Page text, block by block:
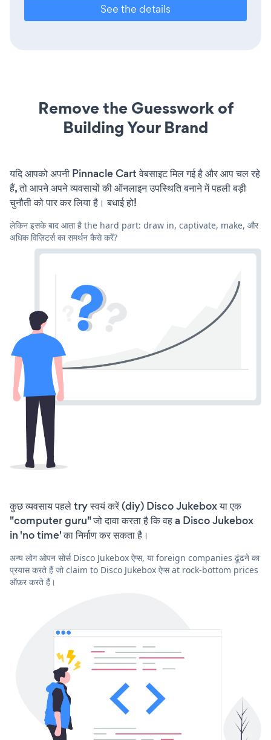
See the details
Remove the Guesswork of
Building Your Brand
यदि आपको अपनी Pinnacle Cart वेबसाइट मिल गई है और आप चल रहे
हैं, तो आपने अपने व्यवसायों की ऑनलाइन उपस्थिति बनाने में पहली बड़ी
चुनौती को पार कर लिया है। बधाई हो!
लेकिन इसके बाद आता है the hard part: draw in, captivate, make, और
अधिक विज़िटर्स का समर्थन कैसे करें?
कुछ व्यवसाय पहले try स्वयं करें (diy) Disco Jukebox या एक
"computer guru" जो दावा करता है कि वह a Disco Jukebox
in 'no time' का निर्माण कर सकता है।
अन्य लोग ओपन सोर्स Disco Jukebox ऐप्स, या foreign companies ढूंढने का
प्रयास करते हैं जो claim to Disco Jukebox ऐप्स at rock-bottom prices
ऑफ़र करते हैं।